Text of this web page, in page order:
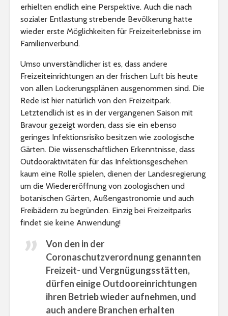
erhielten endlich eine Perspektive. Auch die nach
sozialer Entlastung strebende Bevölkerung hatte
wieder erste Möglichkeiten für Freizeiterlebnisse im
Familienverbund.
Umso unverständlicher ist es, dass andere
Freizeiteinrichtungen an der frischen Luft bis heute
von allen Lockerungsplänen ausgenommen sind. Die
Rede ist hier natürlich von den Freizeitpark.
Letztendlich ist es in der vergangenen Saison mit
Bravour gezeigt worden, dass sie ein ebenso
geringes Infektionsrisiko besitzen wie zoologische
Gärten. Die wissenschaftlichen Erkenntnisse, dass
Outdooraktivitäten für das Infektionsgeschehen
kaum eine Rolle spielen, dienen der Landesregierung
um die Wiedereröffnung von zoologischen und
botanischen Gärten, Außengastronomie und auch
Freibädern zu begründen. Einzig bei Freizeitparks
findet sie keine Anwendung!
Von den in der
Coronaschutzverordnung genannten
Freizeit- und Vergnügungsstätten,
dürfen einige Outdooreinrichtungen
ihren Betrieb wieder aufnehmen, und
auch andere Branchen erhalten